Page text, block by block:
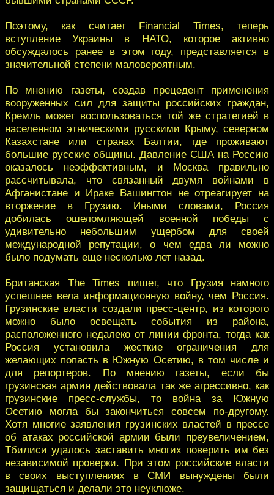
Поэтому, как считает Financial Times, теперь
вступление Украины в НАТО, которое активно
обсуждалось ранее в этом году, представляется в
значительной степени маловероятным.
По мнению газеты, создав прецедент применения
вооруженных сил для защиты российских граждан,
Кремль может воспользоваться той же стратегией в
населенном этническими русскими Крыму, северном
Казахстане или странах Балтии, где проживают
большие русские общины. Давление США на Россию
оказалось неэффективным, и Москва правильно
рассчитывала, что связанный двумя войнами в
Афганистане и Ираке Вашингтон не отреагирует на
вторжение в Грузию. Иными словами, Россия
добилась ошеломляющей военной победы с
удивительно небольшим ущербом для своей
международной репутации, о чем едва ли можно
было подумать еще несколько лет назад.
Британская The Times пишет, что Грузия намного
успешнее вела информационную войну, чем Россия.
Грузинские власти создали пресс-центр, из которого
можно было освещать события из района,
расположенного недалеко от линии фронта, тогда как
Россия установила жесткие ограничения для
желающих попасть в Южную Осетию, в том числе и
для репортеров. По мнению газеты, если бы
грузинская армия действовала так же агрессивно, как
грузинские пресс-службы, то война за Южную
Осетию могла бы закончиться совсем по-другому.
Хотя многие заявления грузинских властей в прессе
об атаках российской армии были преувеличением,
Тбилиси удалось заставить многих поверить им без
независимой проверки. При этом российские власти
в своих выступлениях в СМИ вынуждены были
защищаться и делали это неуклюже.